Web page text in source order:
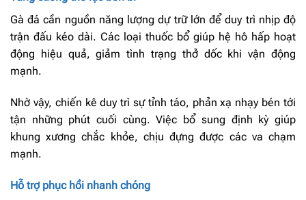
Gà đá cần nguồn năng lượng dự trữ lớn để duy trì nhịp độ
trận đấu kéo dài. Các loại thuốc bổ giúp hệ hô hấp hoạt
động hiệu quả, giảm tình trạng thở dốc khi vận động
mạnh.
Nhờ vậy, chiến kê duy trì sự tỉnh táo, phản xạ nhạy bén tới
tận những phút cuối cùng. Việc bổ sung định kỳ giúp
khung xương chắc khỏe, chịu đựng được các va chạm
mạnh.
Hỗ trợ phục hồi nhanh chóng